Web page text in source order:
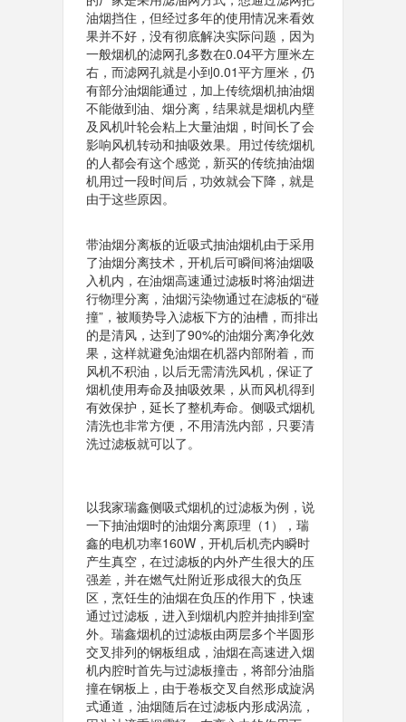
油烟挡住，但经过多年的使用情况来看效
果并不好，没有彻底解决实际问题，因为
一般烟机的滤网孔多数在0.04平方厘米左
右，而滤网孔就是小到0.01平方厘米，仍
有部分油烟能通过，加上传统烟机抽油烟
不能做到油、烟分离，结果就是烟机内壁
及风机叶轮会粘上大量油烟，时间长了会
影响风机转动和抽吸效果。用过传统烟机
的人都会有这个感觉，新买的传统抽油烟
机用过一段时间后，功效就会下降，就是
由于这些原因。
带油烟分离板的近吸式抽油烟机由于采用
了油烟分离技术，开机后可瞬间将油烟吸
入机内，在油烟高速通过滤板时将油烟进
行物理分离，油烟污染物通过在滤板的“碰
撞”，被顺势导入滤板下方的油槽，而排出
的是清风，达到了90%的油烟分离净化效
果，这样就避免油烟在机器内部附着，而
风机不积油，以后无需清洗风机，保证了
烟机使用寿命及抽吸效果，从而风机得到
有效保护，延长了整机寿命。侧吸式烟机
清洗也非常方便，不用清洗内部，只要清
洗过滤板就可以了。
以我家瑞鑫侧吸式烟机的过滤板为例，说
一下抽油烟时的油烟分离原理（1），瑞
鑫的电机功率160W，开机后机壳内瞬时
产生真空，在过滤板的内外产生很大的压
强差，并在燃气灶附近形成很大的负压
区，烹饪生的油烟在负压的作用下，快速
通过过滤板，进入到烟机内腔并抽排到室
外。瑞鑫烟机的过滤板由两层多个半圆形
交叉排列的钢板组成，油烟在高速进入烟
机内腔时首先与过滤板撞击，将部分油脂
撞在钢板上，由于卷板交叉自然形成旋涡
式通道，油烟随后在过滤板内形成涡流，